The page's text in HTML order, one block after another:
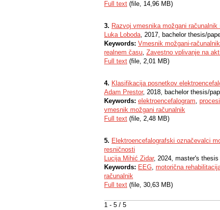
1 - 5 / 5
Full text (file, 14,96 MB)
3. Razvoj vmesnika možgani
Luka Loboda, 2017, bachelor thesis/
Keywords: Vmesnik možgani-računalnik
realnem času, Zavestno vplivanje na
Full text (file, 2,01 MB)
4. Klasifikacija posnetkov
Adam Prestor, 2018, bachelor thesis/
Keywords: elektroencefalogram,
vmesnik možgani računalnik
Full text (file, 2,48 MB)
5. Elektroencefalografski označevalci
resničnosti
Lucija Mihić Zidar, 2024, master's thesis
Keywords: EEG, motorična
računalnik
Full text (file, 30,63 MB)